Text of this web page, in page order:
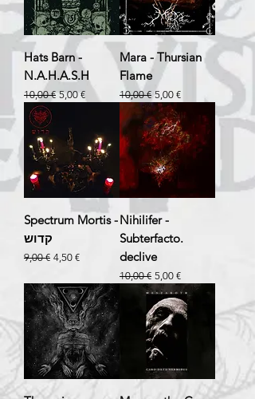
Hats Barn -
N.A.H.A.S.H
Prix original
10,00 € Prix promotionnel
5,00 €
Mara - Thursian
Flame
Prix original
10,00 € Prix promotionnel
5,00 €
Spectrum Mortis -
קדוש
Prix original
9,00 € Prix promotionnel
4,50 €
Nihilifer -
Subterfacto​.​
declive
Prix original
10,00 € Prix promotionnel
5,00 €